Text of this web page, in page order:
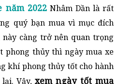
năm 2022Nhâm Dần là rất
quý bạn mua vì mục đích
càng trở nên quan trọng
phong thủy thì ngày mua xe
khí phong thủy tốt cho hành
Vậy,xem ngày tốt mua